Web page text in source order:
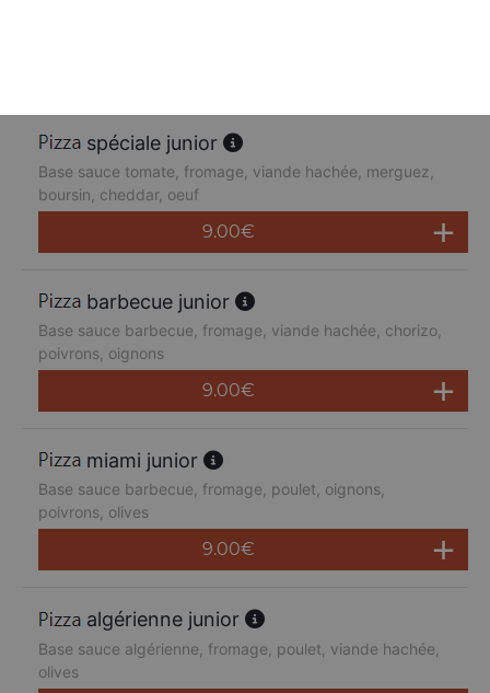
spéciale junior
Base sauce tomate, fromage, viande hachée, merguez,
boursin, cheddar, oeuf
9.00€
barbecue junior
Base sauce barbecue, fromage, viande hachée, chorizo,
poivrons, oignons
9.00€
miami junior
Base sauce barbecue, fromage, poulet, oignons,
poivrons, olives
9.00€
algérienne junior
Base sauce algérienne, fromage, poulet, viande hachée,
olives